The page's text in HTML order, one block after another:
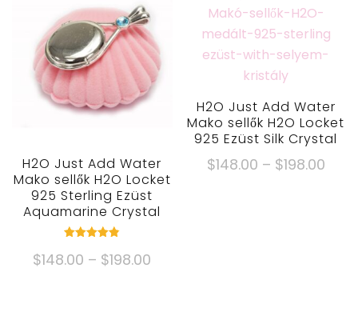
H2O Just Add Water
Mako sellők H2O Locket
925 Sterling Ezüst
Aquamarine Crystal
4.82
kívül 5
$148.00 – $198.00
H2O Just Add Water
Mako sellők H2O Locket
925 Ezüst Silk Crystal
$148.00 – $198.00